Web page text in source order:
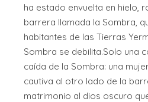
ha estado envuelta en hielo,
barrera llamada la Sombra,
habitantes de las Tierras
Sombra se debilita.Solo una
caída de la Sombra: una
cautiva al otro lado de la
matrimonio al dios oscuro